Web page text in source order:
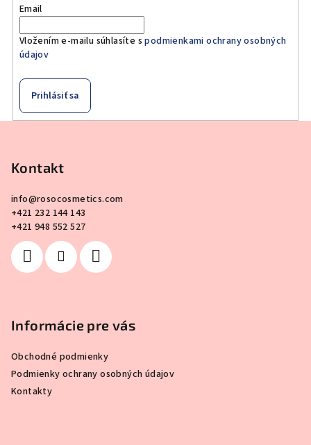
Email
Vložením e-mailu súhlasíte spodmienkami ochrany osobných
údajov
Prihlásiť sa
Kontakt
info@rosocosmetics.com
+421 232 144 143
+421 948 552 527
Informácie pre vás
Obchodné podmienky
Podmienky ochrany osobných údajov
Kontakty